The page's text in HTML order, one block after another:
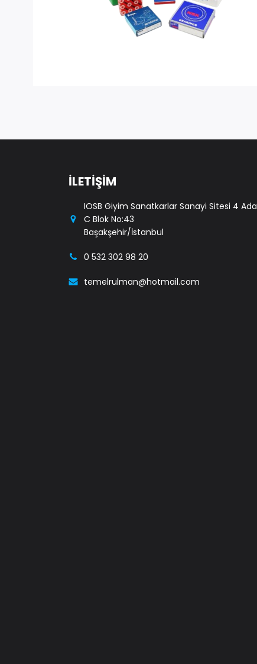
İLETİŞİM
IOSB Giyim Sanatkarlar Sanayi Sitesi 4 Ada
C Blok No:43
Başakşehir/İstanbul
0 532 302 98 20
temelrulman@hotmail.com